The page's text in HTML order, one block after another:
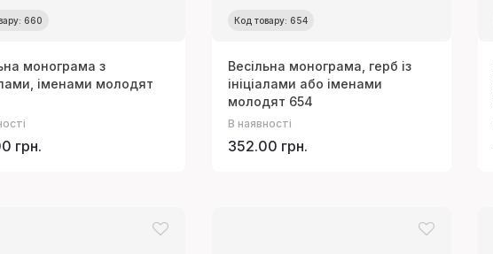
660
монограма з
іменами молодят
грн.
Код товару: 654
Весільна монограма, герб із
ініціалами або іменами
молодят 654
В наявності
352.00 грн.